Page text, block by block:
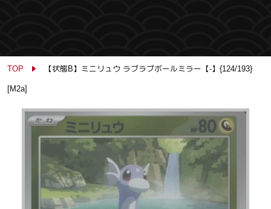
TOP 【状態B】ミニリュウ ラブラブボールミラー【-】{124/193}
[M2a]